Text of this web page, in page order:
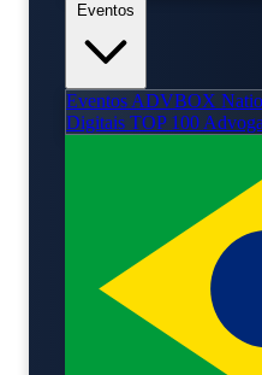
Eventos
Eventos ADVBOX
Digitais TOP 100